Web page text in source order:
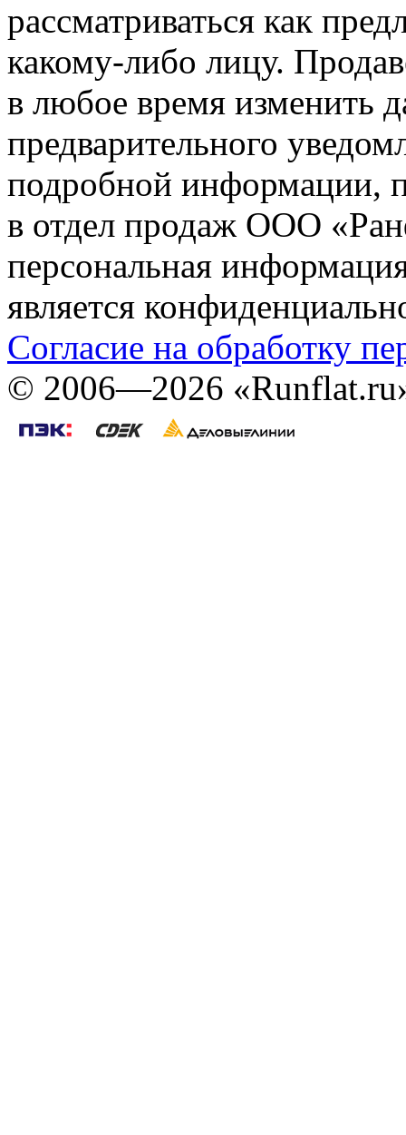
рассматриваться как
какому-либо лицу.
в любое время изменить
предварительного
подробной информации,
в отдел продаж ООО
персональная
является
Согласие на обработку
© 2006—2026